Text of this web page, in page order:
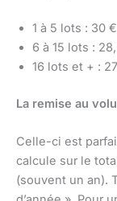
1 à 5 lots : 30
6 à 15 lots :
16 lots et + :
La remise au
Celle-ci est
calcule sur le
(souvent un an).